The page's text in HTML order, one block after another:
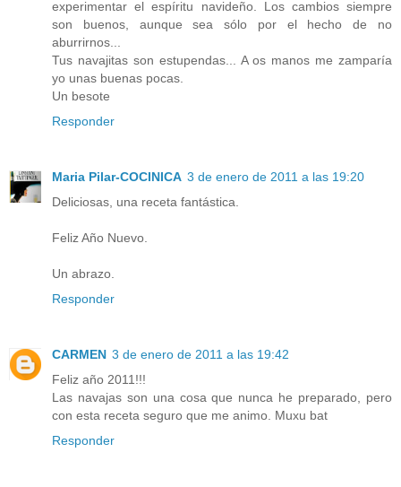
experimentar el espíritu navideño. Los cambios siempre
son buenos, aunque sea sólo por el hecho de no
aburrirnos...
Tus navajitas son estupendas... A os manos me zamparía
yo unas buenas pocas.
Un besote
Responder
Maria Pilar-COCINICA 3 de enero de 2011 a las 19:20
Deliciosas, una receta fantástica.
Feliz Año Nuevo.
Un abrazo.
Responder
CARMEN 3 de enero de 2011 a las 19:42
Feliz año 2011!!!
Las navajas son una cosa que nunca he preparado, pero
con esta receta seguro que me animo. Muxu bat
Responder